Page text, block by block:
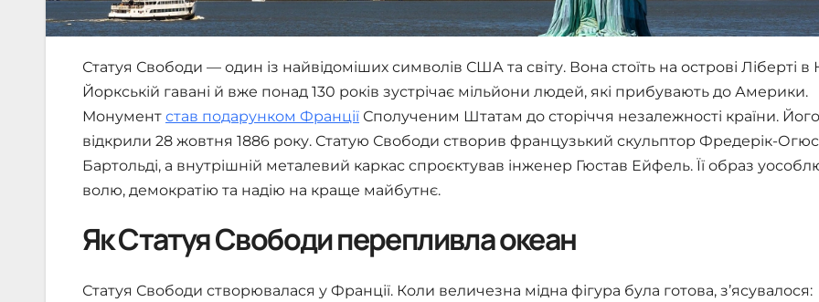
Статуя Свободи — один із найвідоміших символів США та світу. Вона стоїть на острові Ліберті
Йоркській гавані й вже понад 130 років зустрічає мільйони людей, які прибувають до Америки.
Монумент став подарунком Франції Сполученим Штатам до сторіччя незалежності країни. Його
відкрили 28 жовтня 1886 року. Статую Свободи створив французький скульптор Фредерік-
Бартольді, а внутрішній металевий каркас спроєктував інженер Гюстав Ейфель. Її образ
волю, демократію та надію на краще майбутнє.
Як Статуя Свободи перепливла океан
Статуя Свободи створювалася у Франції. Коли величезна мідна фігура була готова, з’ясувалося: